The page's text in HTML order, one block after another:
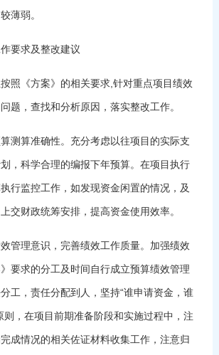
薄弱。
求及整改建议
《方案》的相关要求,针对重点项目绩效
题，查找和分析原因，落实整改工作。
算准确性。充分考虑以往项目的实际支
，科学合理的编报下年预算。在项目执行
行监控工作，如发现资金闲置的情况，及
交财政统筹安排，提高资金使用效率。
理意识，完善绩效工作质量。加强绩效
要求的分工及时间自行成立预算绩效管理
工，责任分配到人，坚持“谁申请资金，谁
则，在项目前期准备阶段和实施过程中，注
成情况的相关佐证材料收集工作，注意归